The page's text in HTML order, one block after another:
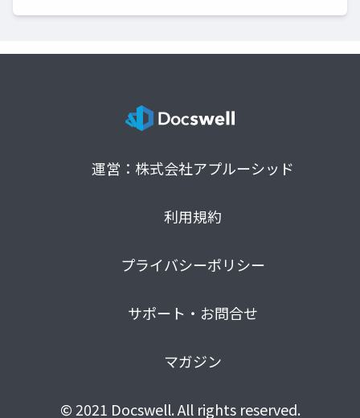
運営：株式会社アプルーシッド
利用規約
プライバシーポリシー
サポート・お問合せ
マガジン
© 2021 Docswell. All rights reserved.